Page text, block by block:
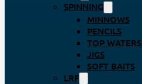
SPINNING
MINNOWS
PENCILS
TOP WATERS
JIGS
SOFT BAITS
LRF